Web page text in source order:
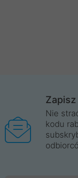
Zapisz
Nie
kodu